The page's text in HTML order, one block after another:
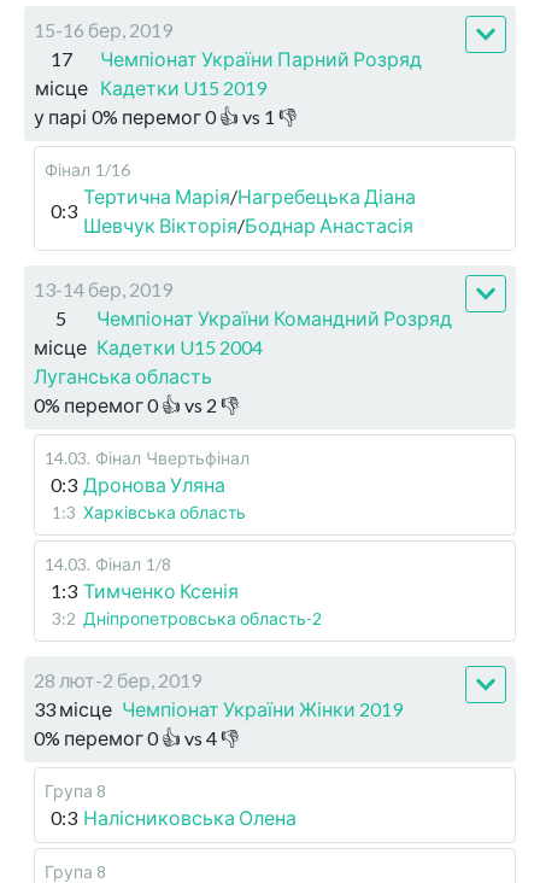
15-16 бер, 2019
17
місце
Чемпіонат України Парний Розряд
Кадетки U15 2019
у парі 0% перемог0👍 vs 1 👎
Фінал 1/16
0:3
Тертична Марія/Нагребецька Діана
Шевчук Вікторія/Боднар Анастасія
13-14 бер, 2019
5
місце
Чемпіонат України Командний Розряд
Кадетки U15 2004
Луганська область
0% перемог0👍 vs 2 👎
14.03. Фінал Чвертьфінал
0:3 Дронова Уляна
1:3 Харківська область
14.03. Фінал 1/8
1:3 Тимченко Ксенія
3:2 Дніпропетровська область-2
28 лют-2 бер, 2019
33 місце Чемпіонат України Жінки 2019
0% перемог0👍 vs 4👎
Група 8
0:3 Налісниковська Олена
Група 8